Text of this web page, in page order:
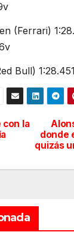
(Ferrari)
Bull)
donde
quizás
con la